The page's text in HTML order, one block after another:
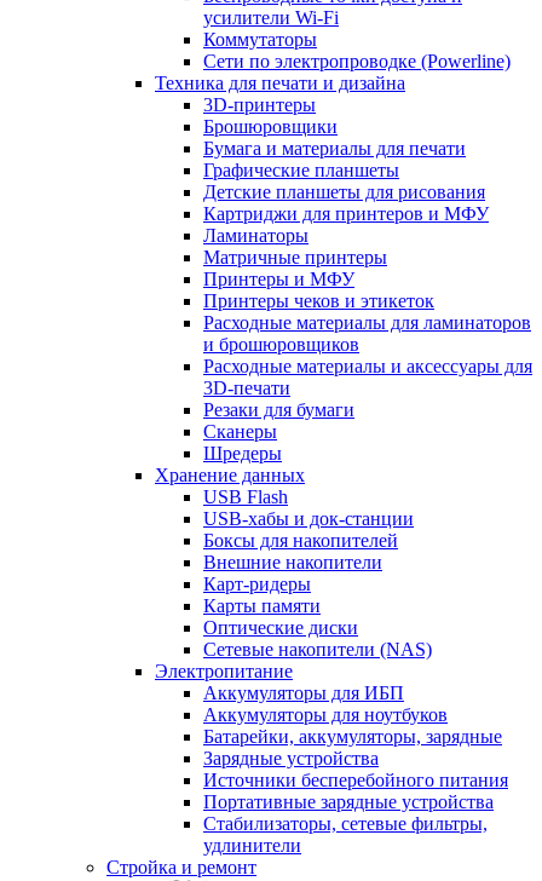
усилители Wi-Fi
Коммутаторы
Сети по электропроводке (Powerline)
Техника для печати и дизайна
3D-принтеры
Брошюровщики
Бумага и материалы для печати
Графические планшеты
Детские планшеты для рисования
Картриджи для принтеров и МФУ
Ламинаторы
Матричные принтеры
Принтеры и МФУ
Принтеры чеков и этикеток
Расходные материалы для ламинаторов
и брошюровщиков
Расходные материалы и аксессуары для
3D-печати
Резаки для бумаги
Сканеры
Шредеры
Хранение данных
USB Flash
USB-хабы и док-станции
Боксы для накопителей
Внешние накопители
Карт-ридеры
Карты памяти
Оптические диски
Сетевые накопители (NAS)
Электропитание
Аккумуляторы для ИБП
Аккумуляторы для ноутбуков
Батарейки, аккумуляторы, зарядные
Зарядные устройства
Источники бесперебойного питания
Портативные зарядные устройства
Стабилизаторы, сетевые фильтры,
удлинители
Стройка и ремонт